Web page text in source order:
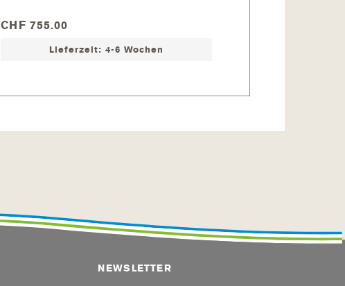
CHF 755.00
Lieferzeit: 4-6 Wochen
NEWSLETTER